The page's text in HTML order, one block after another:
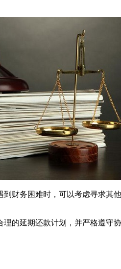
财务困难时，可以考虑寻求其
的延期还款计划，并严格遵守